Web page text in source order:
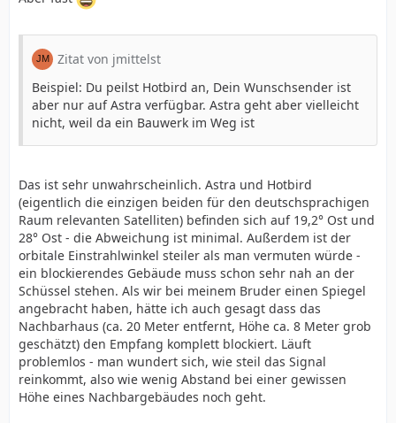
Zitat von jmittelst
Beispiel: Du peilst Hotbird an, Dein Wunschsender ist
aber nur auf Astra verfügbar. Astra geht aber vielleicht
nicht, weil da ein Bauwerk im Weg ist
Das ist sehr unwahrscheinlich. Astra und Hotbird
(eigentlich die einzigen beiden für den deutschsprachigen
Raum relevanten Satelliten) befinden sich auf 19,2° Ost und
28° Ost - die Abweichung ist minimal. Außerdem ist der
orbitale Einstrahlwinkel steiler als man vermuten würde -
ein blockierendes Gebäude muss schon sehr nah an der
Schüssel stehen. Als wir bei meinem Bruder einen Spiegel
angebracht haben, hätte ich auch gesagt dass das
Nachbarhaus (ca. 20 Meter entfernt, Höhe ca. 8 Meter grob
geschätzt) den Empfang komplett blockiert. Läuft
problemlos - man wundert sich, wie steil das Signal
reinkommt, also wie wenig Abstand bei einer gewissen
Höhe eines Nachbargebäudes noch geht.